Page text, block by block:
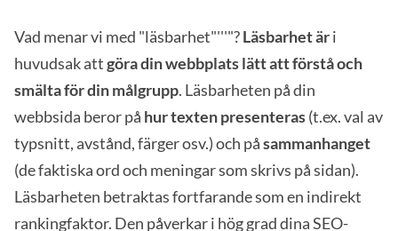
Vad menar vi med "läsbarhet"'''"?Läsbarhet äri
huvudsak attgöra din webbplats lätt att förstå och
smälta för din målgrupp. Läsbarheten på din
webbsida beror på hur texten presenteras(t.ex. val av
typsnitt, avstånd, färger osv.) och påsammanhanget
(de faktiska ord och meningar som skrivs på sidan).
Läsbarheten betraktas fortfarande som en indirekt
rankingfaktor. Den påverkar i hög grad dina SEO-